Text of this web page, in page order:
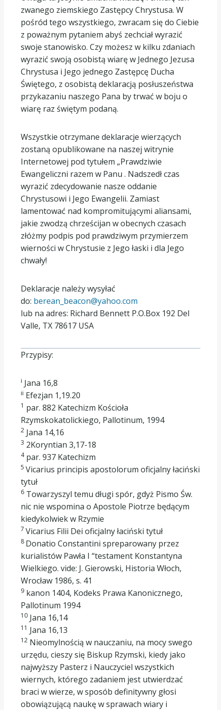
zwanego ziemskiego Zastępcy Chrystusa. W
pośród tego wszystkiego, zwracam się do Ciebie
z poważnym pytaniem abyś zechciał wyrazić
swoje stanowisko. Czy możesz w kilku zdaniach
wyrazić swoją osobistą wiarę w Jednego Jezusa
Chrystusa i Jego jednego Zastępcę Ducha
Świętego, z osobistą deklaracją posłuszeństwa
przykazaniu naszego Pana by trwać w boju o
wiarę raz świętym podaną.
Wszystkie otrzymane deklaracje wierzących
zostaną opublikowane na naszej witrynie
Internetowej pod tytułem „Prawdziwie
Ewangeliczni razem w Panu . Nadszedł czas
wyrazić zdecydowanie nasze oddanie
Chrystusowi i Jego Ewangelii. Zamiast
lamentować nad kompromitującymi aliansami,
jakie zwodzą chrześcijan w obecnych czasach
złóżmy podpis pod prawdziwym przymierzem
wierności w Chrystusie z Jego łaski i dla Jego
chwały!
Deklaracje należy wysyłać
do: berean_beacon@yahoo.com
lub na adres: Richard Bennett P.O.Box 192 Del
Valle, TX 78617 USA
Przypisy:
i Jana 16,8
ii Efezjan 1,19.20
1 par. 882 Katechizm Kościoła
Rzymskokatolickiego, Pallotinum, 1994
2 Jana 14,16
3 2Koryntian 3,17-18
4par. 937 Katechizm
5 Vicarius principis apostolorum oficjalny łaciński
tytuł
6 Towarzyszyl temu długi spór, gdyż Pismo Św.
nic nie wspomina o Apostole Piotrze będącym
kiedykolwiek w Rzymie
7 Vicarius Filii Dei oficjalny łaciński tytuł
8 Donatio Constantini spreparowany przez
kurialistów Pawła I “testament Konstantyna
Wielkiego. vide: J. Gierowski, Historia Włoch,
Wrocław 1986, s. 41
9 kanon 1404, Kodeks Prawa Kanonicznego,
Pallotinum 1994
10 Jana 16,14
11 Jana 16,13
12 Nieomylnością w nauczaniu, na mocy swego
urzędu, cieszy się Biskup Rzymski, kiedy jako
najwyższy Pasterz i Nauczyciel wszystkich
wiernych, którego zadaniem jest utwierdzać
braci w wierze, w sposób definitywny głosi
obowiązującą naukę w sprawach wiary i